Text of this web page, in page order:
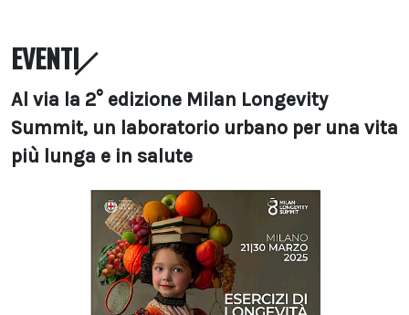
EVENTI
Al via la 2° edizione Milan Longevity
Summit, un laboratorio urbano per una vita
più lunga e in salute